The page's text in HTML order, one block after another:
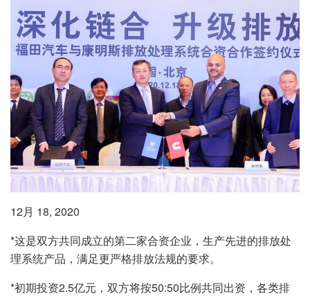
12月 18, 2020
*这是双方共同成立的第二家合资企业，生产先进的排放处
理系统产品，满足更严格排放法规的要求。
*初期投资2.5亿元，双方将按50:50比例共同出资，各类排